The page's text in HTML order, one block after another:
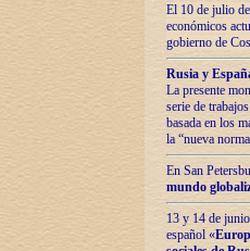
El 10 de julio
económicos
gobierno de
Rusia y
La presente
serie de
basada en los
la “nueva
En San
mundo
13 y 14 de
español «